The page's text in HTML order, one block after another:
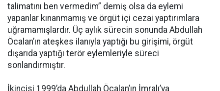
talimatını ben vermedim” demiş olsa da eylemi
yapanlar kınanmamış ve örgüt içi cezai yaptırımlara
uğramamışlardır. Üç aylık sürecin sonunda Abdullah
Öcalan’ın ateşkes ilanıyla yaptığı bu girişimi, örgüt
dışarıda yaptığı terör eylemleriyle süreci
sonlandırmıştır.
İkincisi 1999’da Abdullah Öcalan’ın İmralı’ya